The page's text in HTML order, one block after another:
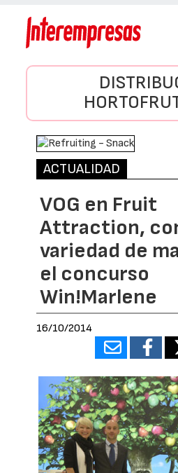
ACTUALIDAD
VOG en Fruit
Attraction,
variedad de
el concurso
Win!Marlene
16/10/2014